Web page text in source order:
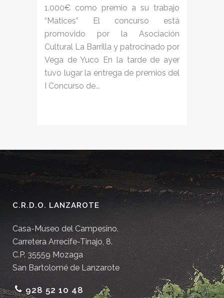
1.000€ como premio a su trabajo
“Matices” El concurso está
promovido por la Asociación
Cultural La Barrilla y patrocinado por
Vega de Yuco En la tarde de ayer
tuvo lugar la entrega de premios del
I Concurso de...
C.R.D.O. LANZAROTE
Casa-Museo del Campesino.
Carretera Arrecife-Tinajo, 8.
C.P. 35559 Mozaga
San Bartolomé de Lanzarote
928 52 10 48